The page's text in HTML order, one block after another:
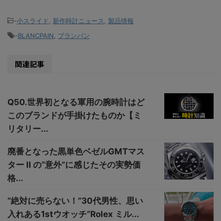
-小スライド 新作時計ニュース
製品情報
-BLANCPAIN ブランパン
関連記事
Q50.世界初となる軍用の腕時計はど
このブランドが手掛けたものか【ミ
リタリー...
廃番となった黒単色ベゼルGMTマス
ター II の“意外”に感じたその実勢価
格...
“絶対に売らない！”30代男性、思い
入れある1stウオッチ“Rolex ミル...